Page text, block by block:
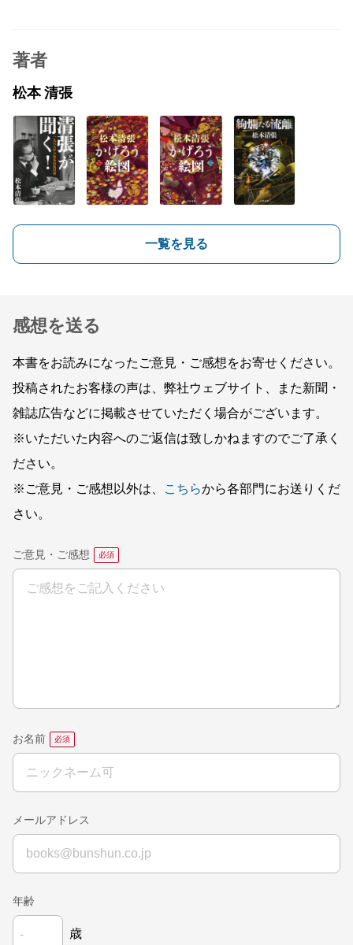
著者
松本 清張
一覧を見る
感想を送る
本書をお読みになったご意見・ご感想をお寄せください。
投稿されたお客様の声は、弊社ウェブサイト、また新聞・
雑誌広告などに掲載させていただく場合がございます。
※いただいた内容へのご返信は致しかねますのでご了承く
ださい。
※ご意見・ご感想以外は、
こちらから各部門にお送りくだ
さい。
ご意見・ご感想
お名前
メールアドレス
年齢
歳